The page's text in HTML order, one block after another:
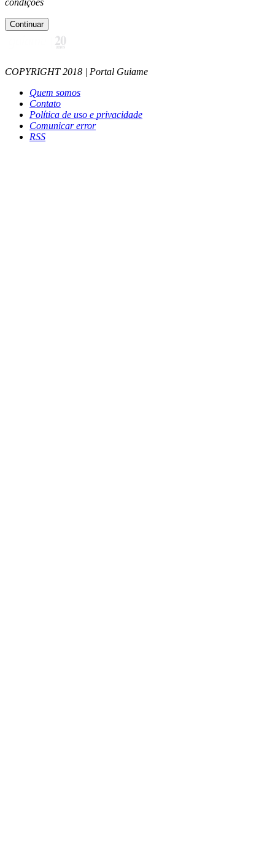
condições
Continuar
COPYRIGHT 2018 | Portal Guiame
Quem somos
Contato
Política de uso e privacidade
Comunicar error
RSS